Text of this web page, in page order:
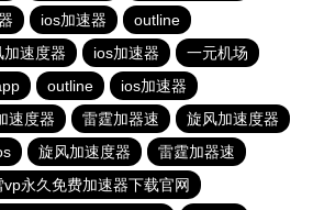
ios加速器
outline
加速度器 ios加速器
一元机场
outline
ios加速器
速度器 雷霆加器速
旋风加速度器
旋风加速度器
雷霆加器速
vp永久免费加速器下载官网